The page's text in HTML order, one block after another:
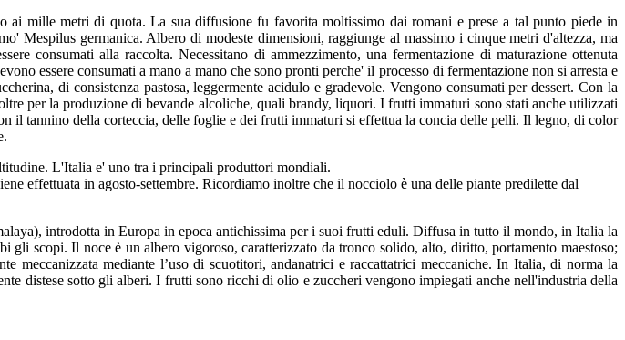
ai mille metri di quota. La sua diffusione fu favorita moltissimo dai romani e prese a tal punto piede in
Mespilus germanica. Albero di modeste dimensioni, raggiunge al massimo i cinque metri d'altezza, ma
consumati alla raccolta. Necessitano di ammezzimento, una fermentazione di maturazione ottenuta
essere consumati a mano a mano che sono pronti perche' il processo di fermentazione non si arresta e
di consistenza pastosa, leggermente acidulo e gradevole. Vengono consumati per dessert. Con la
per la produzione di bevande alcoliche, quali brandy, liquori. I frutti immaturi sono stati anche utilizzati
il tannino della corteccia, delle foglie e dei frutti immaturi si effettua la concia delle pelli. Il legno, di color
L'Italia e' uno tra i principali produttori mondiali.
effettuata in agosto-settembre. Ricordiamo inoltre che il nocciolo è una delle piante predilette dal
introdotta in Europa in epoca antichissima per i suoi frutti eduli. Diffusa in tutto il mondo, in Italia la
scopi. Il noce è un albero vigoroso, caratterizzato da tronco solido, alto, diritto, portamento maestoso;
meccanizzata mediante l’uso di scuotitori, andanatrici e raccattatrici meccaniche. In Italia, di norma la
distese sotto gli alberi. I frutti sono ricchi di olio e zuccheri vengono impiegati anche nell'industria della